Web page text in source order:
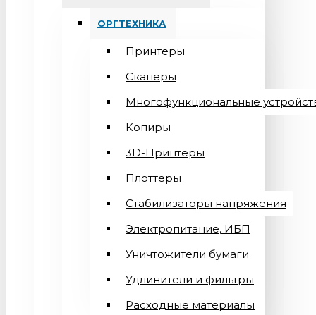
ОРГТЕХНИКА
Принтеры
Сканеры
Многофункциональные
Копиры
3D-Принтеры
Плоттеры
Стабилизаторы напряжения
Электропитание, ИБП
Уничтожители бумаги
Удлинители и фильтры
Расходные материалы